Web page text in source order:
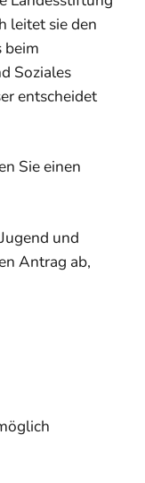
leitet sie den
beim
Soziales
entscheidet
Sie einen
und
Antrag ab,